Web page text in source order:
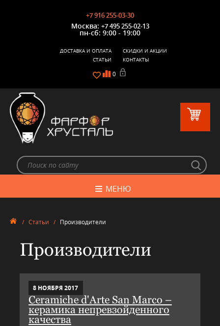
+7 916 255-03-30
Москва: +7 495 255-02-13
пн-сб: 9:00 - 19:00
0
ДОСТАВКА И ОПЛАТА
СКИДКИ И АКЦИИ
СТАТЬИ
КОНТАКТЫ
МЕНЮ
/ Статьи / Производители
Производители
8 НОЯБРЯ 2017
Ceramiche d'Arte San Marco –
керамика непревзойденного
качества